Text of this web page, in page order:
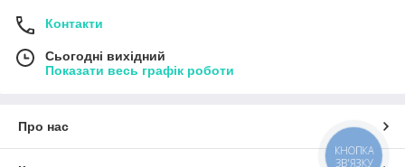
Контакти
Сьогодні вихідний
Показати весь графік роботи
Про нас
КНОПКА
ЗВ'ЯЗКУ